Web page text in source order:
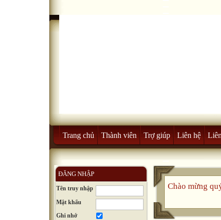
Trang chủ Thành viên Trợ giúp Liên hệ
ĐĂNG NHẬP
Tên truy nhập
Mật khẩu
Ghi nhớ
Chào mừng